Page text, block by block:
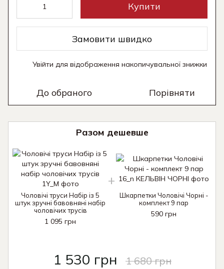
Купити
Замовити швидко
Увійти для відображення накопичувальної знижки
До обраного Порівняти
Разом дешевше
Чоловічі труси Набір із 5
штук зручні бавовняні набір
чоловічих трусів
1 095 грн
Шкарпетки Чоловічі Чорні -
комплект 9 пар
590 грн
1 530 грн 1 680 грн